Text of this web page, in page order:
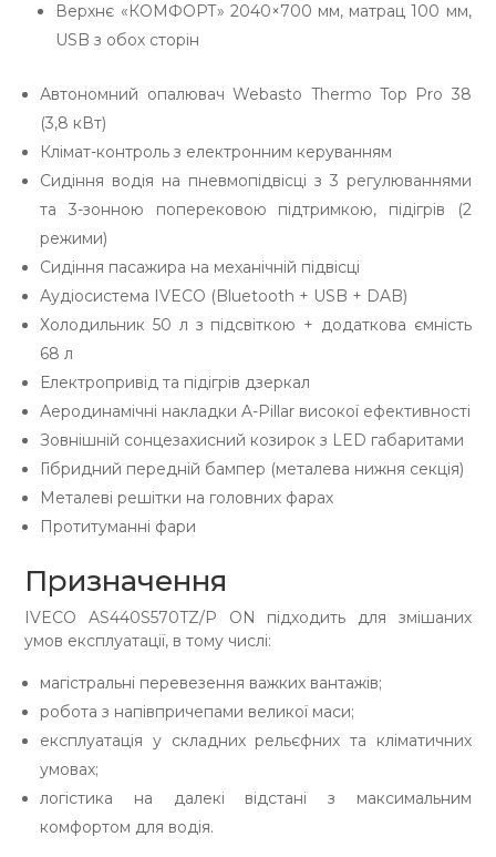
Верхнє «КОМФОРТ» 2040×700 мм, матрац 100 мм,
USB з обох сторін
Автономний опалювач Webasto Thermo Top Pro 38
(3,8 кВт)
Клімат-контроль з електронним керуванням
Сидіння водія на пневмопідвісці з 3 регулюваннями
та 3-зонною поперековою підтримкою, підігрів (2
режими)
Сидіння пасажира на механічній підвісці
Аудіосистема IVECO (Bluetooth + USB + DAB)
Холодильник 50 л з підсвіткою + додаткова ємність
68 л
Електропривід та підігрів дзеркал
Аеродинамічні накладки A-Pillar високої ефективності
Зовнішній сонцезахисний козирок з LED габаритами
Гібридний передній бампер (металева нижня секція)
Металеві решітки на головних фарах
Протитуманні фари
Призначення
IVECO AS440S570TZ/P ON підходить для змішаних
умов експлуатації, в тому числі:
магістральні перевезення важких вантажів;
робота з напівпричепами великої маси;
експлуатація у складних рельєфних та кліматичних
умовах;
логістика на далекі відстані з максимальним
комфортом для водія.